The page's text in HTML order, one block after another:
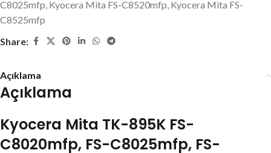
C8025mfp, Kyocera Mita FS-C8520mfp, Kyocera Mita FS-
C8525mfp
Share:
Açıklama
Açıklama
Kyocera Mita TK-895K FS-
C8020mfp, FS-C8025mfp, FS-